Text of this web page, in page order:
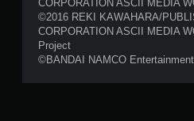
CORPORATION ASCII MEDIA
©2016 REKI KAWAHARA/
CORPORATION ASCII MEDIA
Project
©BANDAI NAMCO Entertainment